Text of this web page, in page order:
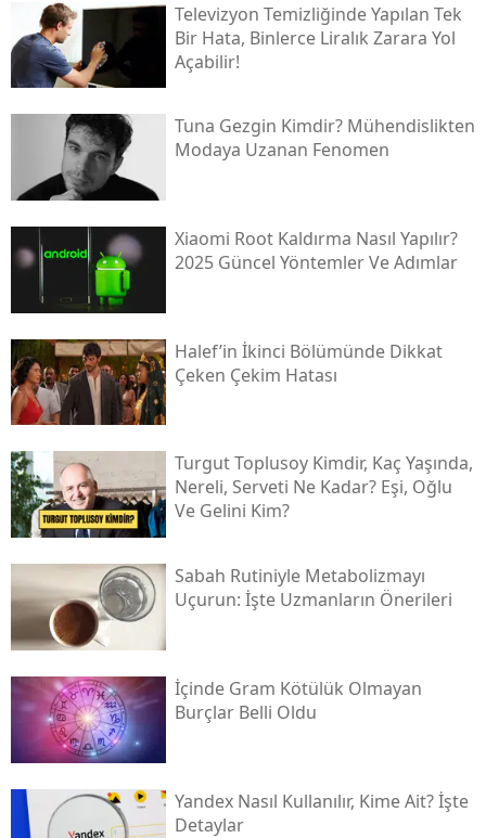
Televizyon Temizliğinde Yapılan Tek
Bir Hata, Binlerce Liralık Zarara Yol
Açabilir!
Tuna Gezgin Kimdir? Mühendislikten
Modaya Uzanan Fenomen
Xiaomi Root Kaldırma Nasıl Yapılır?
2025 Güncel Yöntemler Ve Adımlar
Halef’in İkinci Bölümünde Dikkat
Çeken Çekim Hatası
Turgut Toplusoy Kimdir, Kaç Yaşında,
Nereli, Serveti Ne Kadar? Eşi, Oğlu
Ve Gelini Kim?
Sabah Rutiniyle Metabolizmayı
Uçurun: İşte Uzmanların Önerileri
İçinde Gram Kötülük Olmayan
Burçlar Belli Oldu
Yandex Nasıl Kullanılır, Kime Ait? İşte
Detaylar